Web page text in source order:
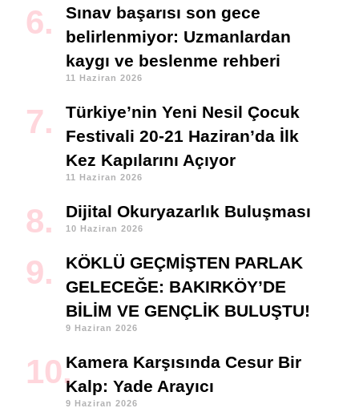
Sınav başarısı son gece
belirlenmiyor: Uzmanlardan
kaygı ve beslenme rehberi
11 Haziran 2026
Türkiye’nin Yeni Nesil Çocuk
Festivali 20-21 Haziran’da İlk
Kez Kapılarını Açıyor
11 Haziran 2026
Dijital Okuryazarlık Buluşması
10 Haziran 2026
KÖKLÜ GEÇMİŞTEN PARLAK
GELECEĞE: BAKIRKÖY’DE
BİLİM VE GENÇLİK BULUŞTU!
9 Haziran 2026
Kamera Karşısında Cesur Bir
Kalp: Yade Arayıcı
9 Haziran 2026